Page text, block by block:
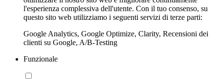
l'esperienza complessiva dell'utente. Con il tuo consenso, su
questo sito web utilizziamo i seguenti servizi di terze parti:
Google Analytics, Google Optimize, Clarity, Recensioni dei
clienti su Google, A/B-Testing
Funzionale